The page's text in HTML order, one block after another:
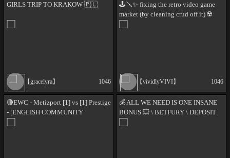
GIRLS TRIP TO KRAKOW 🇵🇱
【gracelyra】 1046
🕹️🪛✨ fixing the retro video game
market (by cleaning crud off it) ☢️
【vividlyVIVI】 1046
🔴EWC - Metizport [1] vs [1] Prestige
- [ENGLISH COMMUNITY
💰 ALL WE NEED IS ONE INSANE
BONUS 💥 \ BETFURY \ DEPOSIT